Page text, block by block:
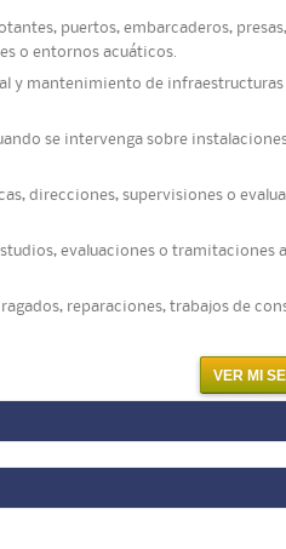
puertos, embarcaderos,
o entornos acuáticos.
y mantenimiento de
se intervenga sobre
direcciones, supervisiones o
evaluaciones o tramitaciones
reparaciones, trabajos de
VER MI